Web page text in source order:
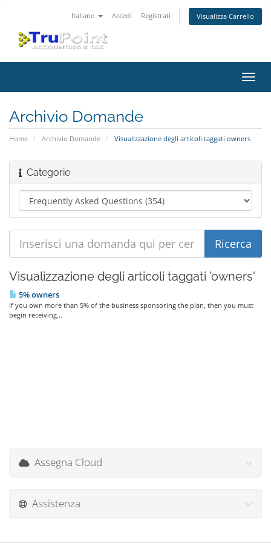
Italiano Accedi Registrati Visualizza Carrello
Attiva
Archivio Domande
Home Archivio Domande Visualizzazione degli articoli taggati owners
Categorie
Visualizzazione degli articoli taggati 'owners'
5% owners
If you own more than 5% of the business sponsoring the plan, then you must
begin receiving...
Assegna Cloud
Assistenza